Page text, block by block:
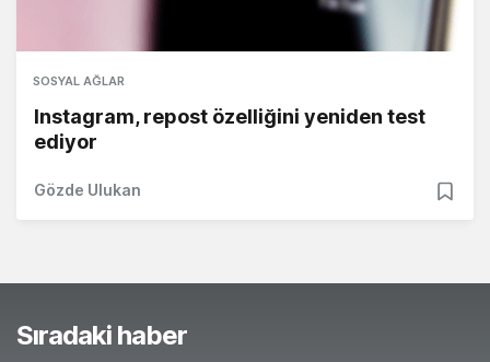
SOSYAL AĞLAR
Instagram, repost özelliğini yeniden test
ediyor
Gözde Ulukan
Sıradaki haber